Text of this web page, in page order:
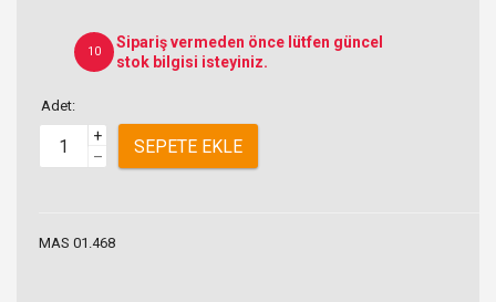
10
Sipariş vermeden önce lütfen güncel
stok bilgisi isteyiniz.
Adet:
+
–
SEPETE EKLE
MAS 01.468